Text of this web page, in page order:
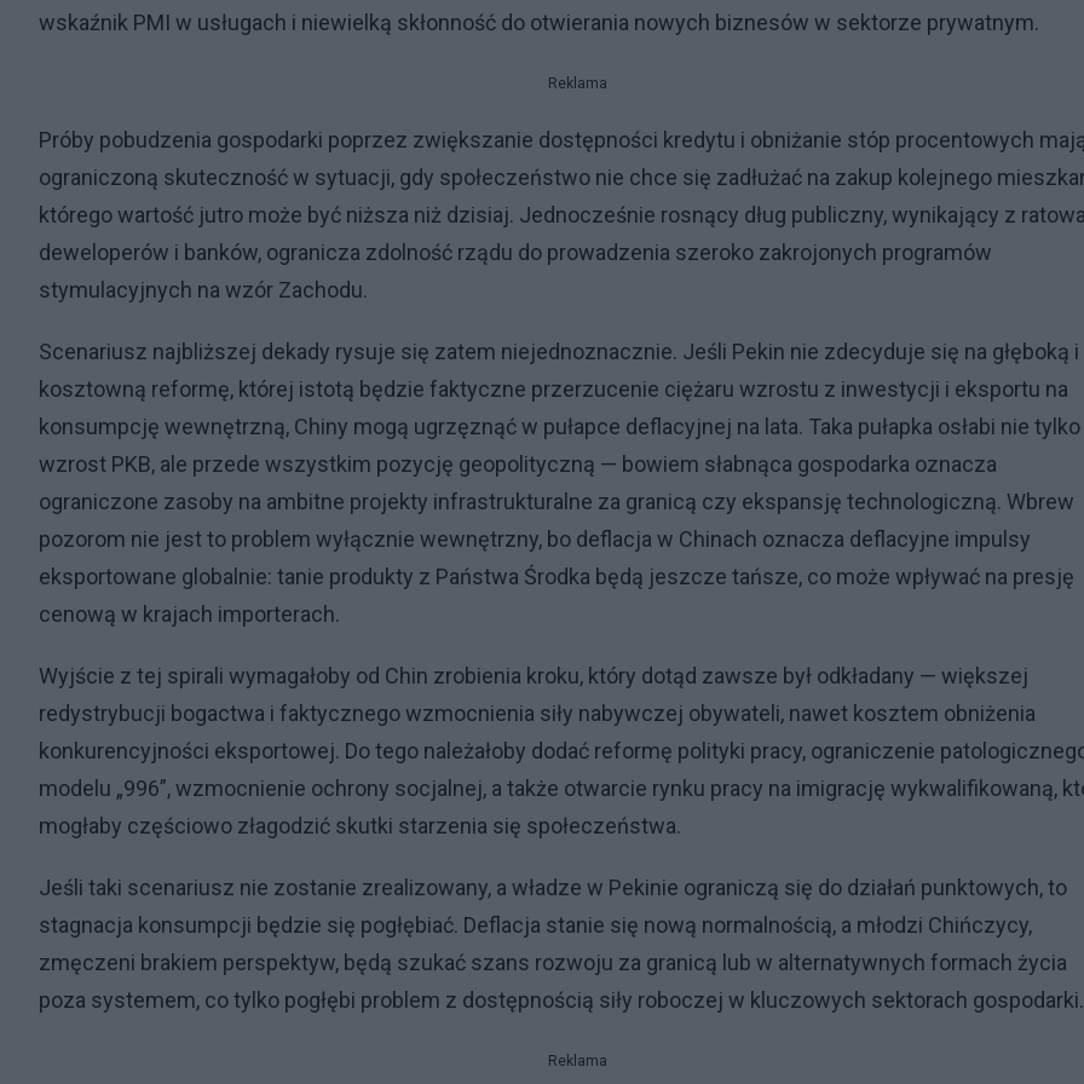
wskaźnik PMI w usługach i niewielką skłonność do otwierania nowych biznesów w sektorze prywatnym.
Reklama
Próby pobudzenia gospodarki poprzez zwiększanie dostępności kredytu i obniżanie stóp procentowych
ograniczoną skuteczność w sytuacji, gdy społeczeństwo nie chce się zadłużać na zakup kolejnego
którego wartość jutro może być niższa niż dzisiaj. Jednocześnie rosnący dług publiczny, wynikający z
deweloperów i banków, ogranicza zdolność rządu do prowadzenia szeroko zakrojonych programów
stymulacyjnych na wzór Zachodu.
Scenariusz najbliższej dekady rysuje się zatem niejednoznacznie. Jeśli Pekin nie zdecyduje się na głęboką i
kosztowną reformę, której istotą będzie faktyczne przerzucenie ciężaru wzrostu z inwestycji i eksportu na
konsumpcję wewnętrzną, Chiny mogą ugrzęznąć w pułapce deflacyjnej na lata. Taka pułapka osłabi nie tylko
wzrost PKB, ale przede wszystkim pozycję geopolityczną — bowiem słabnąca gospodarka oznacza
ograniczone zasoby na ambitne projekty infrastrukturalne za granicą czy ekspansję technologiczną. Wbrew
pozorom nie jest to problem wyłącznie wewnętrzny, bo deflacja w Chinach oznacza deflacyjne impulsy
eksportowane globalnie: tanie produkty z Państwa Środka będą jeszcze tańsze, co może wpływać na presję
cenową w krajach importerach.
Wyjście z tej spirali wymagałoby od Chin zrobienia kroku, który dotąd zawsze był odkładany — większej
redystrybucji bogactwa i faktycznego wzmocnienia siły nabywczej obywateli, nawet kosztem obniżenia
konkurencyjności eksportowej. Do tego należałoby dodać reformę polityki pracy, ograniczenie
modelu „996”, wzmocnienie ochrony socjalnej, a także otwarcie rynku pracy na imigrację wykwalifikowaną,
mogłaby częściowo złagodzić skutki starzenia się społeczeństwa.
Jeśli taki scenariusz nie zostanie zrealizowany, a władze w Pekinie ograniczą się do działań punktowych, to
stagnacja konsumpcji będzie się pogłębiać. Deflacja stanie się nową normalnością, a młodzi Chińczycy,
zmęczeni brakiem perspektyw, będą szukać szans rozwoju za granicą lub w alternatywnych formach życia
poza systemem, co tylko pogłębi problem z dostępnością siły roboczej w kluczowych sektorach gospodarki.
Reklama